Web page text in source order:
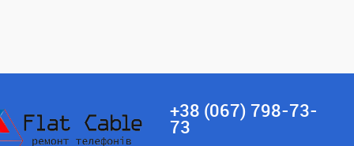
+38 (067) 798-73-
73